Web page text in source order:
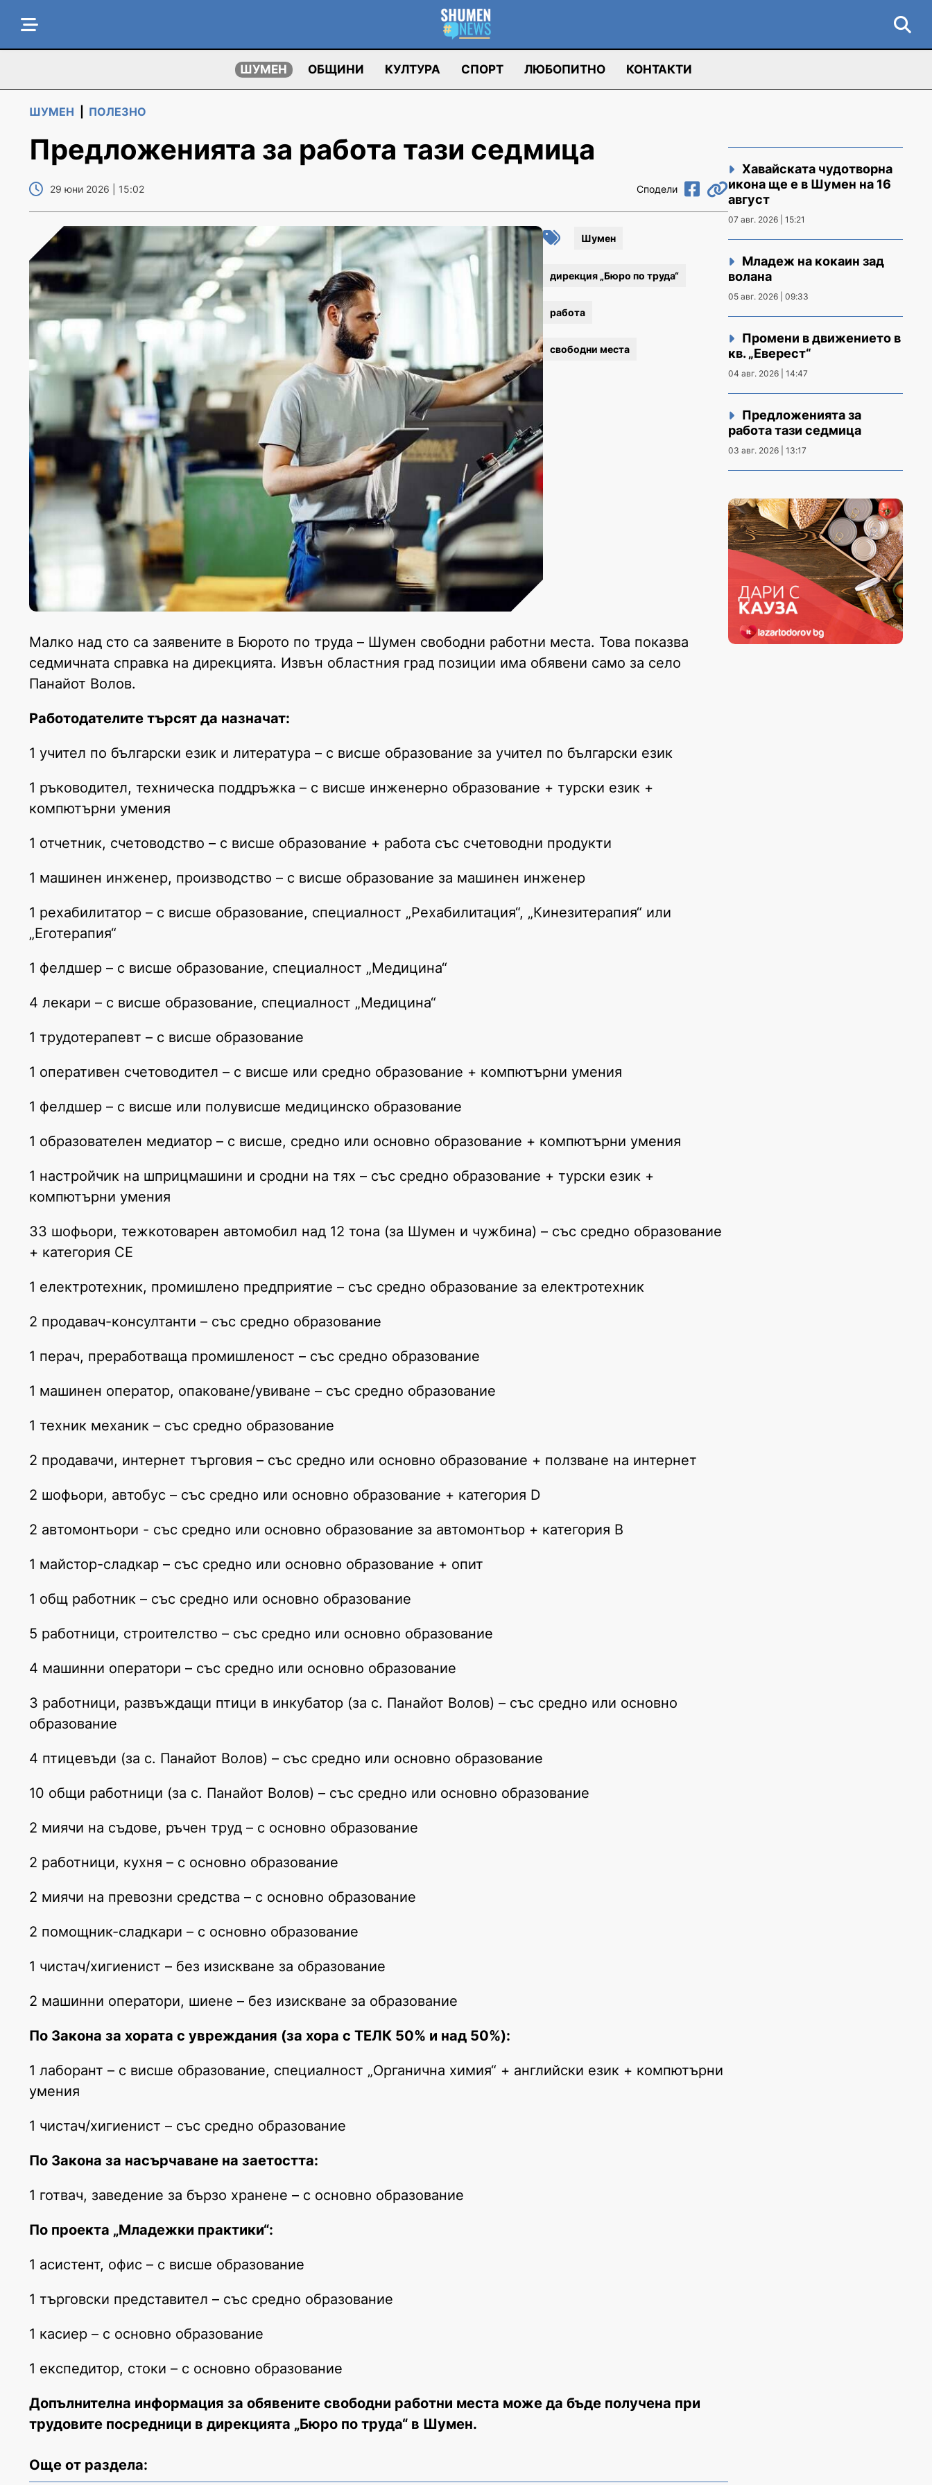
ШУМЕН ОБЩИНИ КУЛТУРА СПОРТ ЛЮБОПИТНО КОНТАКТИ
ШУМЕН ПОЛЕЗНО
Предложенията за работа тази седмица
29 юни 2026 | 15:02 Сподели
Шумен
дирекция „Бюро по труда“
работа
свободни места
Малко над сто са заявените в Бюрото по труда – Шумен свободни работни места. Това показва
седмичната справка на дирекцията. Извън областния град позиции има обявени само за село
Панайот Волов.
Работодателите търсят да назначат:
1 учител по български език и литература – с висше образование за учител по български език
1 ръководител, техническа поддръжка – с висше инженерно образование + турски език +
компютърни умения
1 отчетник, счетоводство – с висше образование + работа със счетоводни продукти
1 машинен инженер, производство – с висше образование за машинен инженер
1 рехабилитатор – с висше образование, специалност „Рехабилитация“, „Кинезитерапия“ или
„Еготерапия“
1 фелдшер – с висше образование, специалност „Медицина“
4 лекари – с висше образование, специалност „Медицина“
1 трудотерапевт – с висше образование
1 оперативен счетоводител – с висше или средно образование + компютърни умения
1 фелдшер – с висше или полувисше медицинско образование
1 образователен медиатор – с висше, средно или основно образование + компютърни умения
1 настройчик на шприцмашини и сродни на тях – със средно образование + турски език +
компютърни умения
33 шофьори, тежкотоварен автомобил над 12 тона (за Шумен и чужбина) – със средно образование
+ категория СЕ
1 електротехник, промишлено предприятие – със средно образование за електротехник
2 продавач-консултанти – със средно образование
1 перач, преработваща промишленост – със средно образование
1 машинен оператор, опаковане/увиване – със средно образование
1 техник механик – със средно образование
2 продавачи, интернет търговия – със средно или основно образование + ползване на интернет
2 шофьори, автобус – със средно или основно образование + категория D
2 автомонтьори - със средно или основно образование за автомонтьор + категория В
1 майстор-сладкар – със средно или основно образование + опит
1 общ работник – със средно или основно образование
5 работници, строителство – със средно или основно образование
4 машинни оператори – със средно или основно образование
3 работници, развъждащи птици в инкубатор (за с. Панайот Волов) – със средно или основно
образование
4 птицевъди (за с. Панайот Волов) – със средно или основно образование
10 общи работници (за с. Панайот Волов) – със средно или основно образование
2 миячи на съдове, ръчен труд – с основно образование
2 работници, кухня – с основно образование
2 миячи на превозни средства – с основно образование
2 помощник-сладкари – с основно образование
1 чистач/хигиенист – без изискване за образование
2 машинни оператори, шиене – без изискване за образование
По Закона за хората с увреждания (за хора с ТЕЛК 50% и над 50%):
1 лаборант – с висше образование, специалност „Органична химия“ + английски език + компютърни
умения
1 чистач/хигиенист – със средно образование
По Закона за насърчаване на заетостта:
1 готвач, заведение за бързо хранене – с основно образование
По проекта „Младежки практики“:
1 асистент, офис – с висше образование
1 търговски представител – със средно образование
1 касиер – с основно образование
1 експедитор, стоки – с основно образование
Допълнителна информация за обявените свободни работни места може да бъде получена при
трудовите посредници в дирекцията „Бюро по труда“ в Шумен.
Още от раздела:
Хавайската чудотворна
икона ще е в Шумен на 16
август
07 авг. 2026 | 15:21
Младеж на кокаин зад
волана
05 авг. 2026 | 09:33
Промени в движението в
кв. „Еверест“
04 авг. 2026 | 14:47
Предложенията за
работа тази седмица
03 авг. 2026 | 13:17